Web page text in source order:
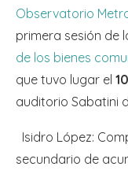
Observatorio
primera sesión de
de los bienes
que tuvo lugar el
auditorio Sabatini
Isidro López:
secundario de